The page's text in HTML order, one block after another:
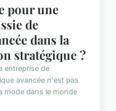
pour une
de
dans la
stratégique ?
entreprise de
avancée n'est pas
mode dans le monde